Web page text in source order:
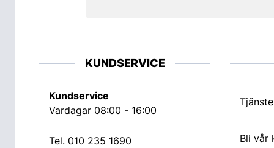
KUNDSERVICE
Kundservice
Vardagar 08:00 - 16:00
Tel. 010 235 1690 Bli vår